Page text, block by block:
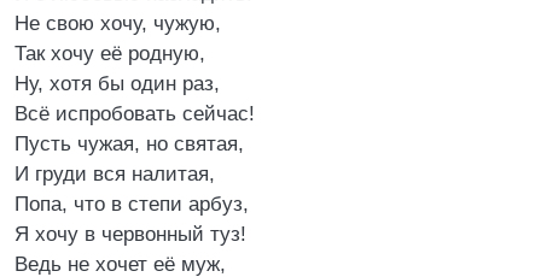
Не свою хочу, чужую,
Так хочу её родную,
Ну, хотя бы один раз,
Всё испробовать сейчас!
Пусть чужая, но святая,
И груди вся налитая,
Попа, что в степи арбуз,
Я хочу в червонный туз!
Ведь не хочет её муж,